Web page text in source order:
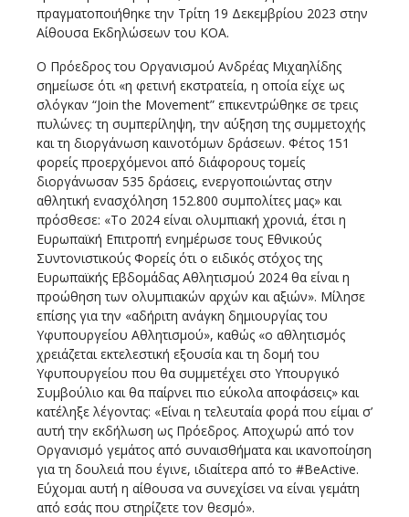
πραγματοποιήθηκε την Τρίτη 19 Δεκεμβρίου 2023 στην
Αίθουσα Εκδηλώσεων του ΚΟΑ.
Ο Πρόεδρος του Οργανισμού Ανδρέας Μιχαηλίδης
σημείωσε ότι «η φετινή εκστρατεία, η οποία είχε ως
σλόγκαν “Join the Movement” επικεντρώθηκε σε τρεις
πυλώνες: τη συμπερίληψη, την αύξηση της συμμετοχής
και τη διοργάνωση καινοτόμων δράσεων. Φέτος 151
φορείς προερχόμενοι από διάφορους τομείς
διοργάνωσαν 535 δράσεις, ενεργοποιώντας στην
αθλητική ενασχόληση 152.800 συμπολίτες μας» και
πρόσθεσε: «Το 2024 είναι ολυμπιακή χρονιά, έτσι η
Ευρωπαϊκή Επιτροπή ενημέρωσε τους Εθνικούς
Συντονιστικούς Φορείς ότι ο ειδικός στόχος της
Ευρωπαϊκής Εβδομάδας Αθλητισμού 2024 θα είναι η
προώθηση των ολυμπιακών αρχών και αξιών». Μίλησε
επίσης για την «αδήριτη ανάγκη δημιουργίας του
Υφυπουργείου Αθλητισμού», καθώς «ο αθλητισμός
χρειάζεται εκτελεστική εξουσία και τη δομή του
Υφυπουργείου που θα συμμετέχει στο Υπουργικό
Συμβούλιο και θα παίρνει πιο εύκολα αποφάσεις» και
κατέληξε λέγοντας: «Είναι η τελευταία φορά που είμαι σ’
αυτή την εκδήλωση ως Πρόεδρος. Αποχωρώ από τον
Οργανισμό γεμάτος από συναισθήματα και ικανοποίηση
για τη δουλειά που έγινε, ιδιαίτερα από το #BeActive.
Εύχομαι αυτή η αίθουσα να συνεχίσει να είναι γεμάτη
από εσάς που στηρίζετε τον θεσμό».